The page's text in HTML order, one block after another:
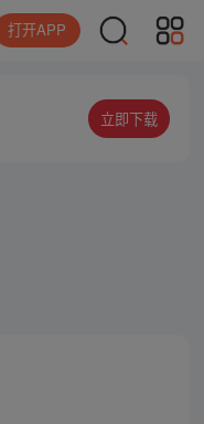
打开APP
立即下载